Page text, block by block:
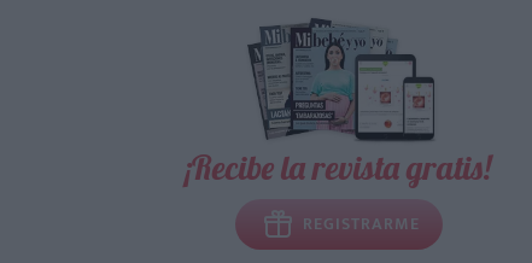
¡Recibe la revista gratis!
REGISTRARME